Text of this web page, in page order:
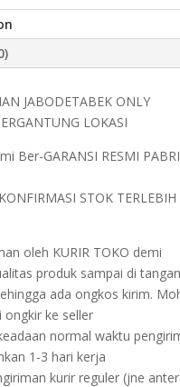
JABODETABEK ONLY
LOKASI
Ber-GARANSI RESMI
STOK TERLEBIH
oleh KURIR TOKO demi
produk sampai di tangan
ada ongkos kirim.
ongkir ke seller
normal waktu
1-3 hari kerja
kurir reguler (jne